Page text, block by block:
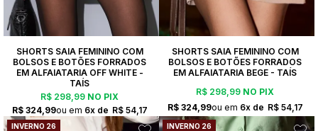
SHORTS SAIA FEMININO COM
BOLSOS E BOTÕES FORRADOS
EM ALFAIATARIA OFF WHITE -
TAÍS
R$ 298,99 NO PIX
R$ 324,99
6x R$ 54,17
SHORTS SAIA FEMININO COM
BOLSOS E BOTÕES FORRADOS
EM ALFAIATARIA BEGE - TAÍS
R$ 298,99 NO PIX
R$ 324,99
6x R$ 54,17
INVERNO 26
INVERNO 26